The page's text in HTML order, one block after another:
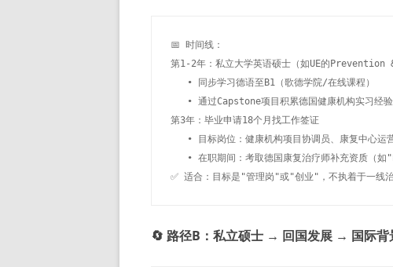
📅 时间线：
第1-2年：私立大学英语硕士（如UE的Prevention
   • 同步学习德语至B1（歌德学院/在线课程）
   • 通过Capstone项目积累德国健康机构实习经验
第3年：毕业申请18个月找工作签证
• 目标岗位：健康机构项目协调员、康复中心运
• 在职期间：考取德国康复治疗师补充资质（
✅ 适合：目标是"管理岗"或"创业"，不执着于一线
🔄 路径B：私立硕士 → 回国发展 → 国际背